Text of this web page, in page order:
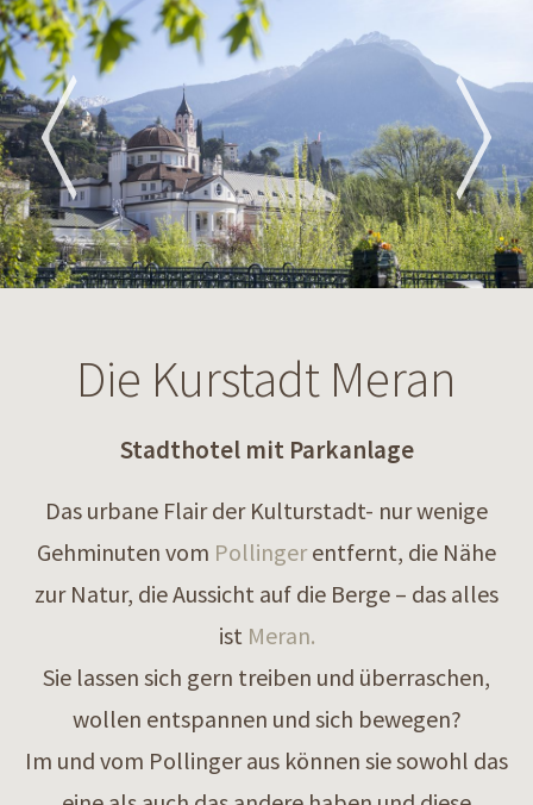
Die Kurstadt Meran
Stadthotel mit Parkanlage
Das urbane Flair der Kulturstadt- nur wenige
Gehminuten vom Pollingerentfernt, die Nähe
zur Natur, die Aussicht auf die Berge – das alles
ist Meran.
Sie lassen sich gern treiben und überraschen,
wollen entspannen und sich bewegen?
Im und vom Pollinger aus können sie sowohl das